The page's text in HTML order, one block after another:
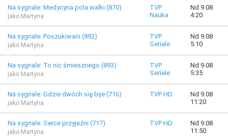
Na sygnale: Medycyna pola walki (870)
jako Martyna
TVP
Nauka
Nd 9.08
4:20
Na sygnale: Poszukiwani (892)
jako Martyna
TVP
Seriale
Nd 9.08
5:10
Na sygnale: To nic śmiesznego (893)
jako Martyna
TVP
Seriale
Nd 9.08
5:35
Na sygnale: Gdzie dwóch się bije (716)
jako Martyna
TVP HD
Nd 9.08
11:20
Na sygnale: Serce przyjaźni (717)
jako Martyna
TVP HD
Nd 9.08
11:50